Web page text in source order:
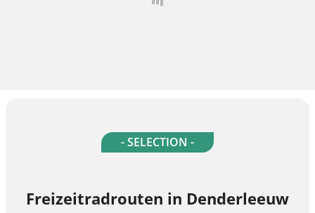
- SELECTION -
Freizeitradrouten in Denderleeuw